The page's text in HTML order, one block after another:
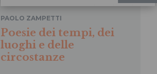
Poesie dei tempi, dei
luoghi e delle
circostanze
PAOLO ZAMPETTI